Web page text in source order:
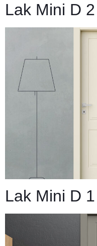
Lak Mini D 2
Lak Mini D 1